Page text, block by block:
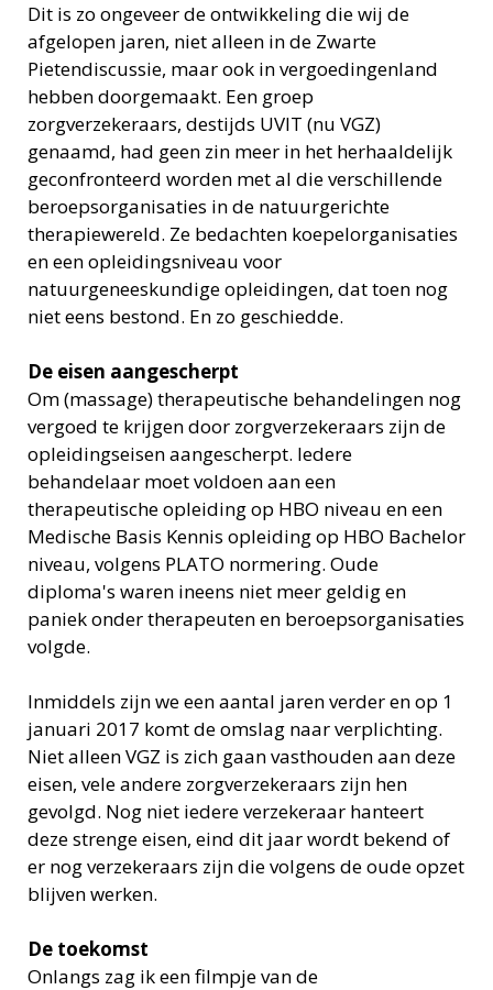
Dit is zo ongeveer de ontwikkeling die wij de
afgelopen jaren, niet alleen in de Zwarte
Pietendiscussie, maar ook in vergoedingenland
hebben doorgemaakt. Een groep
zorgverzekeraars, destijds UVIT (nu VGZ)
genaamd, had geen zin meer in het herhaaldelijk
geconfronteerd worden met al die verschillende
beroepsorganisaties in de natuurgerichte
therapiewereld. Ze bedachten koepelorganisaties
en een opleidingsniveau voor
natuurgeneeskundige opleidingen, dat toen nog
niet eens bestond. En zo geschiedde.
De eisen aangescherpt
Om (massage) therapeutische behandelingen nog
vergoed te krijgen door zorgverzekeraars zijn de
opleidingseisen aangescherpt. Iedere
behandelaar moet voldoen aan een
therapeutische opleiding op HBO niveau en een
Medische Basis Kennis opleiding op HBO Bachelor
niveau, volgens PLATO normering. Oude
diploma's waren ineens niet meer geldig en
paniek onder therapeuten en beroepsorganisaties
volgde.
Inmiddels zijn we een aantal jaren verder en op 1
januari 2017 komt de omslag naar verplichting.
Niet alleen VGZ is zich gaan vasthouden aan deze
eisen, vele andere zorgverzekeraars zijn hen
gevolgd. Nog niet iedere verzekeraar hanteert
deze strenge eisen, eind dit jaar wordt bekend of
er nog verzekeraars zijn die volgens de oude opzet
blijven werken.
De toekomst
Onlangs zag ik een filmpje van de